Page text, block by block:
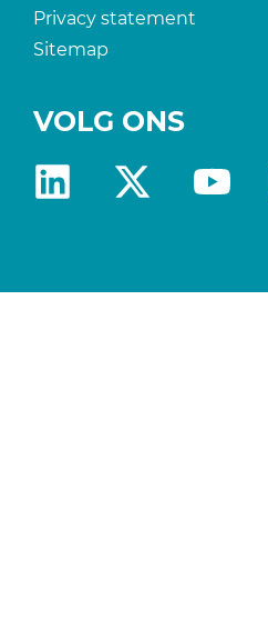
Privacy statement
Sitemap
VOLG ONS